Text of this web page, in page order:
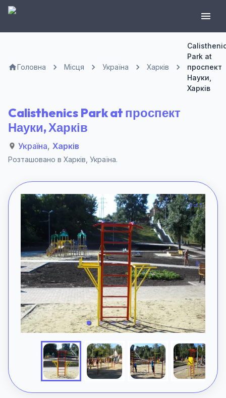
Головна Місця Україна Харків
Park at
проспект
Науки,
Харків
Calisthenics Park at проспект
Науки, Харків
Україна, Харків
Розташовано в Харків Україна.
1 of 5